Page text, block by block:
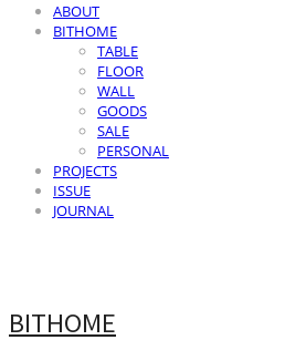
ABOUT
BITHOME
TABLE
FLOOR
WALL
GOODS
SALE
PERSONAL
PROJECTS
ISSUE
JOURNAL
BITHOME